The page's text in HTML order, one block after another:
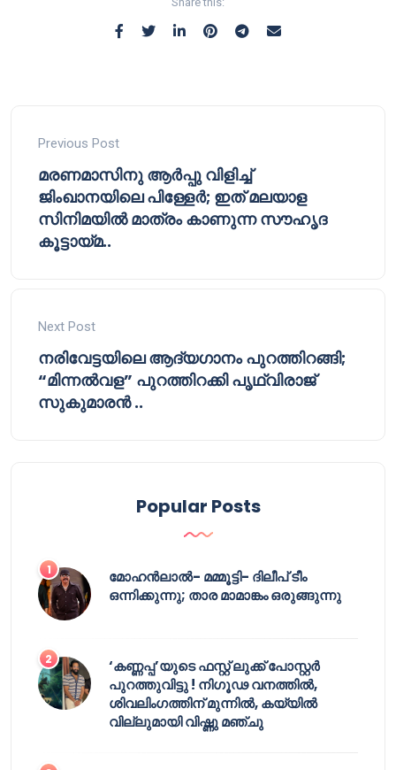
Previous Post
മരണമാസിനു ആർപ്പു വിളിച്ച്
ജിംഖാനയിലെ പിള്ളേർ; ഇത് മലയാള
സിനിമയിൽ മാത്രം കാണുന്ന സൗഹൃദ
കൂട്ടായ്മ..
Next Post
നരിവേട്ടയിലെ ആദ്യഗാനം പുറത്തിറങ്ങി;
“മിന്നൽവള” പുറത്തിറക്കി പൃഥ്വിരാജ്
സുകുമാരൻ ..
Popular Posts
മോഹൻലാൽ- മമ്മൂട്ടി- ദിലീപ് ടീം
ഒന്നിക്കുന്നു; താര മാമാങ്കം ഒരുങ്ങുന്നു
‘കണ്ണപ്പ’യുടെ ഫസ്റ്റ് ലുക്ക് പോസ്റ്റർ
പുറത്തുവിട്ടു ! നിഗൂഢ വനത്തിൽ,
ശിവലിംഗത്തിന് മുന്നിൽ, കയ്യിൽ
വില്ലുമായി വിഷ്ണു മഞ്ചു